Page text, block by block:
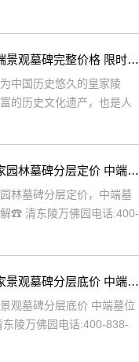
园，作为中国历史悠久的
清东陵万佛园中端景观墓碑完整价格 限时减免多年管理费详解
中国历史悠久的皇家陵
的历史文化遗产，也是人
思的重要场所。近年来，
清东陵万佛园皇家园林墓碑分层定价 中端墓位限时大额让利详解
林墓碑分层定价，中端墓
☎ 清东陵万佛园电话:400-
园，作为中国历史上著名
清东陵万佛园皇家景观墓碑分层底价 中端墓位限时直降上万
观墓碑分层底价 中端墓位
陵万佛园电话:400-838-
作为中国历史上著名的皇